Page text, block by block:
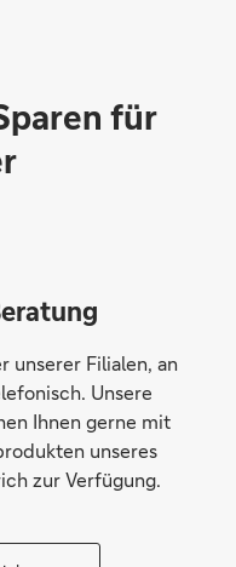
für
unserer Filialen, an
Unsere
Ihnen gerne mit
unseres
zur Verfügung.